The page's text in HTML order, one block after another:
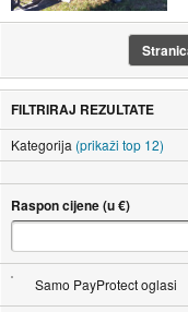
FILTRIRAJ REZULTATE
Kategorija (prikaži top 12)
Raspon cijene (u €)
Samo PayProtect oglasi